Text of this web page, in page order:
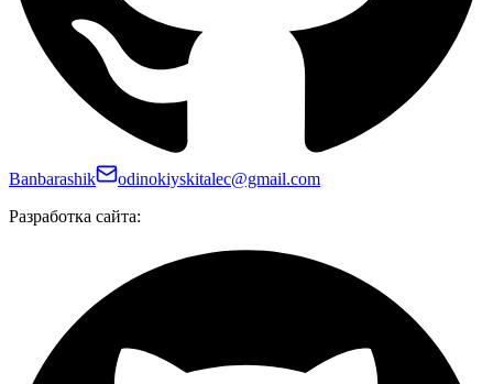
Banbarashik
odinokiyskitalec@gmail.com
Разработка сайта: